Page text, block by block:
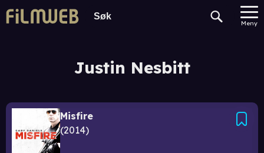
Meny
Justin Nesbitt
Misfire
2014